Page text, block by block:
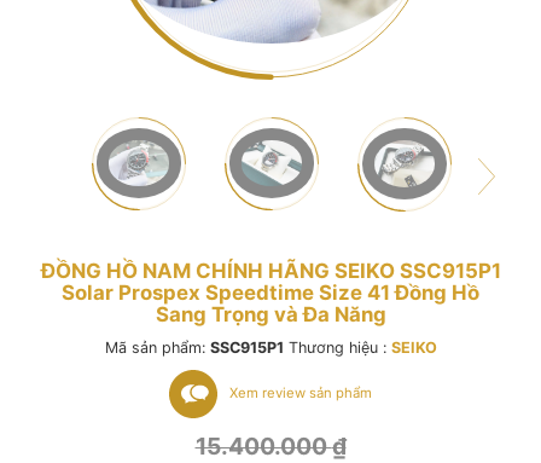
ĐỒNG HỒ NAM CHÍNH HÃNG SEIKO SSC915P1
Solar Prospex Speedtime Size 41 Đồng Hồ
Sang Trọng và Đa Năng
Mã sản phẩm: SSC915P1 Thương hiệu : SEIKO
Xem review sản phẩm
15.400.000₫